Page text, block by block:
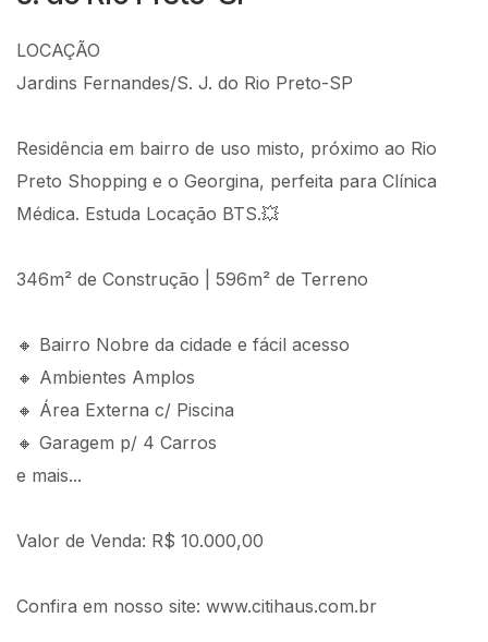
LOCAÇÃO
Jardins Fernandes/S. J. do Rio Preto-SP
Residência em bairro de uso misto, próximo ao Rio
Preto Shopping e o Georgina, perfeita para Clínica
Médica. Estuda Locação BTS.💥
346m² de Construção | 596m² de Terreno
🔸 Bairro Nobre da cidade e fácil acesso
🔸 Ambientes Amplos
🔸 Área Externa c/ Piscina
🔸 Garagem p/ 4 Carros
e mais...
Valor de Venda: R$ 10.000,00
Confira em nosso site: www.citihaus.com.br